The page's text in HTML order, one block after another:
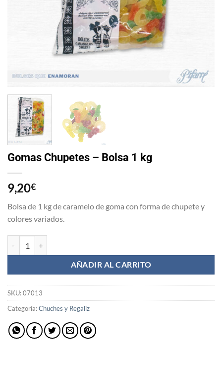
Gomas Chupetes – Bolsa 1 kg
9,20€
Bolsa de 1 kg de caramelo de goma con forma de chupete y
colores variados.
AÑADIR AL CARRITO
SKU:07013
Categoría:Chuches y Regaliz